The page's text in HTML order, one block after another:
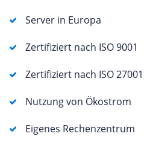
Server in Europa
Zertifiziert nach ISO 9001
Zertifiziert nach ISO 27001
Nutzung von Ökostrom
Eigenes Rechenzentrum